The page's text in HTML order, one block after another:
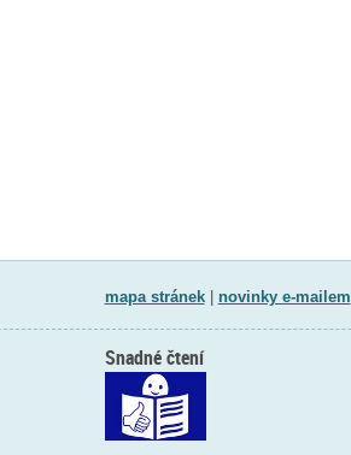
mapa stránek| novinky e-mailem
Snadné čtení